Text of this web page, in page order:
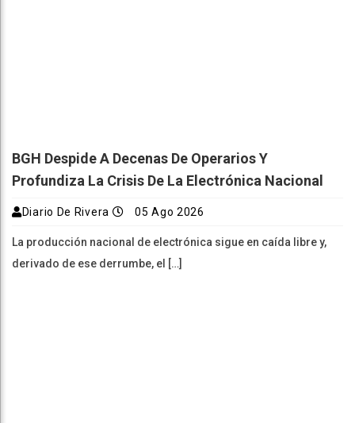
BGH Despide A Decenas De Operarios Y
Profundiza La Crisis De La Electrónica Nacional
Diario De Rivera 05 Ago 2026
La producción nacional de electrónica sigue en caída libre y,
derivado de ese derrumbe, el […]